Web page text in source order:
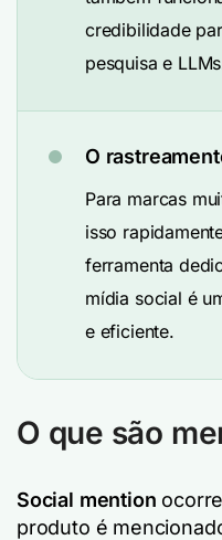
credibilidade
pesquisa e
O
Para marcas
isso
ferramenta
mídia social é
e eficiente.
O que são
Social mention
produto é